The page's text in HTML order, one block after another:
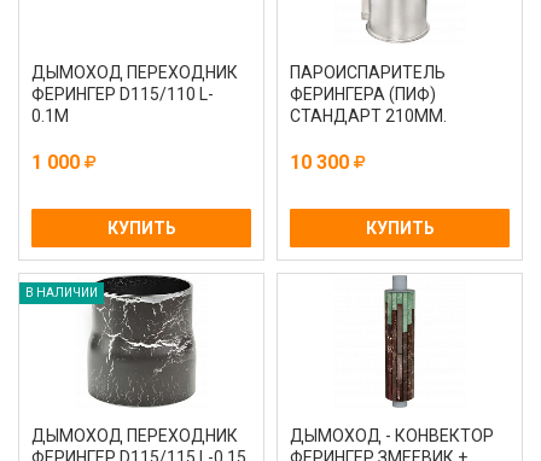
ДЫМОХОД ПЕРЕХОДНИК
ФЕРИНГЕР D115/110 L-
0.1М
1 000
КУПИТЬ
ПАРОИСПАРИТЕЛЬ
ФЕРИНГЕРА (ПИФ)
СТАНДАРТ 210ММ.
10 300
КУПИТЬ
В НАЛИЧИИ
ДЫМОХОД ПЕРЕХОДНИК
ДЫМОХОД - КОНВЕКТОР